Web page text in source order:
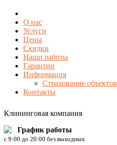
О нас
Услуги
Цены
Скидки
Наши работы
Гарантии
Информация
Страхование объектов
Контакты
Клининговая компания
График работы
c 9:00 до 20:00 без выходных